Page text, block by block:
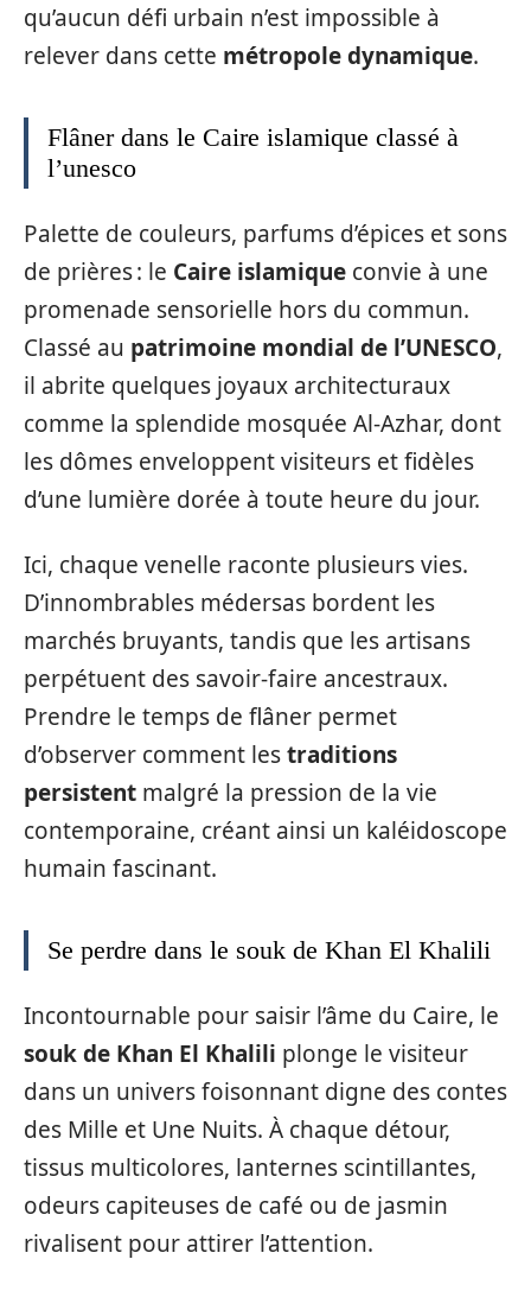
qu’aucun défi urbain n’est impossible à
relever dans cette métropole dynamique.
Flâner dans le Caire islamique classé à
l’unesco
Palette de couleurs, parfums d’épices et sons
de prières : le Caire islamique convie à une
promenade sensorielle hors du commun.
Classé au patrimoine mondial de l’UNESCO,
il abrite quelques joyaux architecturaux
comme la splendide mosquée Al-Azhar, dont
les dômes enveloppent visiteurs et fidèles
d’une lumière dorée à toute heure du jour.
Ici, chaque venelle raconte plusieurs vies.
D’innombrables médersas bordent les
marchés bruyants, tandis que les artisans
perpétuent des savoir-faire ancestraux.
Prendre le temps de flâner permet
d’observer comment lestraditions
persistent malgré la pression de la vie
contemporaine, créant ainsi un kaléidoscope
humain fascinant.
Se perdre dans le souk de Khan El Khalili
Incontournable pour saisir l’âme du Caire, le
souk de Khan El Khalili plonge le visiteur
dans un univers foisonnant digne des contes
des Mille et Une Nuits. À chaque détour,
tissus multicolores, lanternes scintillantes,
odeurs capiteuses de café ou de jasmin
rivalisent pour attirer l’attention.